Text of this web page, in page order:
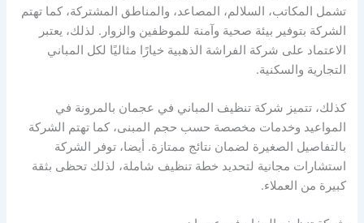
تشمل المكاتب، السلالم، المصاعد، والمناطق المشتركة، كما تهتم
الشركة بتوفير بيئة صحية وآمنة للموظفين والزوار. لذلك، يعتبر
الاعتماد على شركة الفراشة الذهبية خيارًا مثاليًا لكل المباني
التجارية والسكنية.
كذلك، تتميز شركة تنظيف المباني في عجمان بالمرونة في
المواعيد وخدمات مخصصة حسب حجم المبنى، كما تهتم الشركة
بالتفاصيل الصغيرة لضمان نتائج ممتازة. أيضا، توفر الشركة
استشارات مجانية لتحديد خطة تنظيف شاملة، لذلك تحظى بثقة
كبيرة من العملاء.